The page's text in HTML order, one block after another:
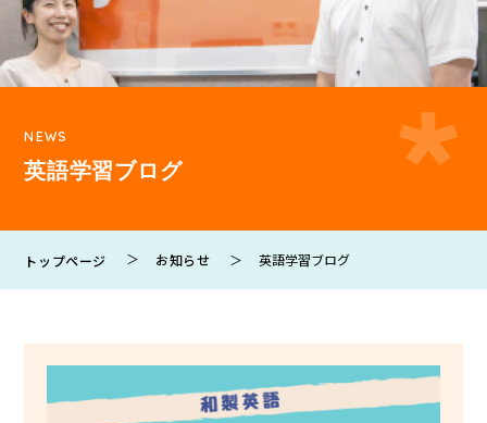
NEWS
英語学習ブログ
トップページ お知らせ 英語学習ブログ